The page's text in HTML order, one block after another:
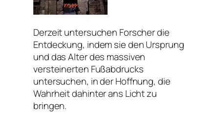
Derzeit untersuchen Forscher die
Entdeckung, indem sie den Ursprung
und das Alter des massiven
versteinerten Fußabdrucks
untersuchen, in der Hoffnung, die
Wahrheit dahinter ans Licht zu
bringen.